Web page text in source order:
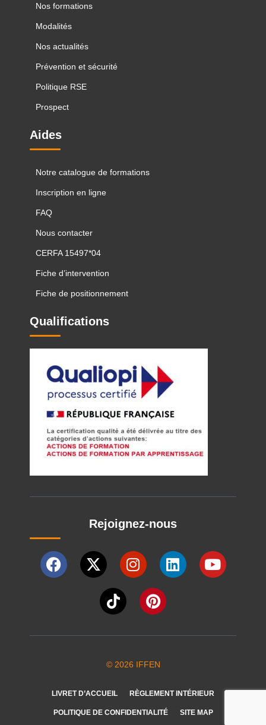
Nos formations
Modalités
Nos actualités
Prévention et sécurité
Politique RSE
Prospect
Aides
Notre catalogue de formations
Inscription en ligne
FAQ
Nous contacter
CERFA 15497*04
Fiche d’intervention
Fiche de positionnement
Qualifications
Rejoignez-nous
© 2026 IFFEN
LIVRET D’ACCUEIL RÈGLEMENT INTÉRIEUR
POLITIQUE DE CONFIDENTIALITÉ SITE MAP